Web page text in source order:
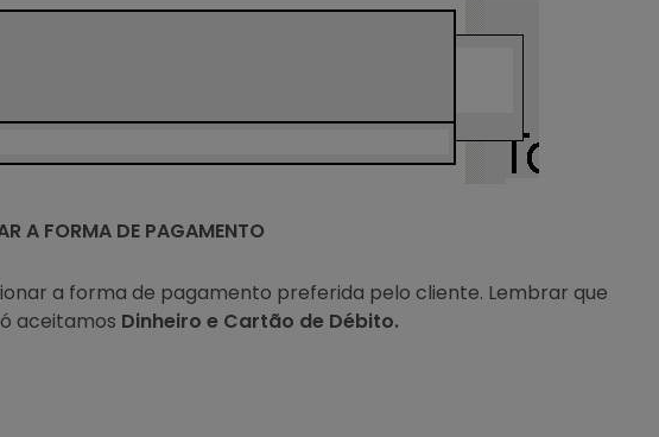
A FORMA DE PAGAMENTO
a forma de pagamento preferida pelo cliente. Lembrar que
aceitamos Dinheiro e Cartão de Débito.